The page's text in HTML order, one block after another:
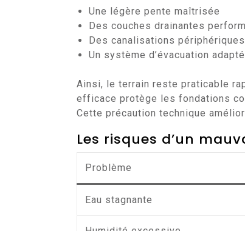
Une légère pente maîtrisée
Des couches drainantes
Des canalisations périphériques
Un système d’évacuation adapté
Ainsi, le terrain reste praticable
efficace protège les fondations
Cette précaution technique
Les risques d’un
Problème
Eau stagnante